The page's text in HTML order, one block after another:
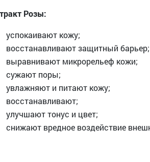
Розы:
успокаивают кожу;
восстанавливают защитный барьер;
выравнивают микрорельеф кожи;
сужают поры;
увлажняют и питают кожу;
восстанавливают;
улучшают тонус и цвет;
снижают вредное воздействие